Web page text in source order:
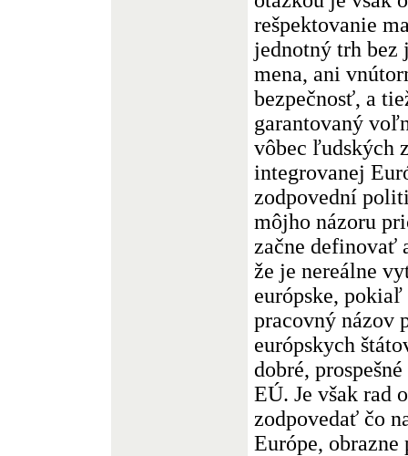
rešpektovanie
jednotný trh bez
mena, ani
bezpečnosť, a
garantovaný
vôbec ľudských
integrovanej
zodpovední
môjho názoru
začne definovať
že je nereálne
európske,
pracovný názov
európskych
dobré,
EÚ. Je však rad
zodpovedať čo
Európe,